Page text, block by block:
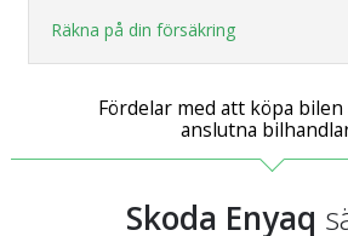
Räkna på din försäkring
Fördelar med att köpa bilen
anslutna
Skoda Enyaq